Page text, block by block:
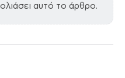
αυτό το άρθρο.